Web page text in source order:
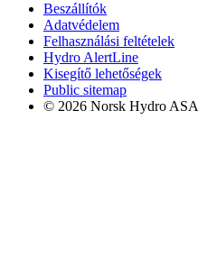
Beszállítók
Adatvédelem
Felhasználási feltételek
Hydro AlertLine
Kisegítő lehetőségek
Public sitemap
© 2026 Norsk Hydro ASA